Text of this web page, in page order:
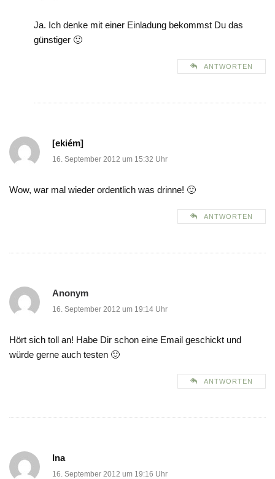
Ja. Ich denke mit einer Einladung bekommst Du das
günstiger 🙂
ANTWORTEN
[ekiém]
16. September 2012 um 15:32 Uhr
Wow, war mal wieder ordentlich was drinne! 🙂
ANTWORTEN
Anonym
16. September 2012 um 19:14 Uhr
Hört sich toll an! Habe Dir schon eine Email geschickt und
würde gerne auch testen 🙂
ANTWORTEN
Ina
16. September 2012 um 19:16 Uhr